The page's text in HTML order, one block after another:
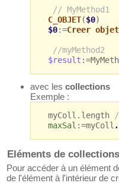
// MyMethod1
C_OBJET($0)
$0:=Creer objet
//myMethod2
$result
avec les collections
Exemple :
myColl.length
maxSal :=myColl
Eléments de
Pour accéder à un élément
de l'élément à l'intérieur de